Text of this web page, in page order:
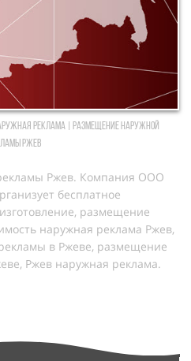
реклама | Размещение наружной
Ржев
Ржев. Компания ООО
бесплатное
размещение
наружная реклама Ржев,
в Ржеве, размещение
Ржев наружная реклама.